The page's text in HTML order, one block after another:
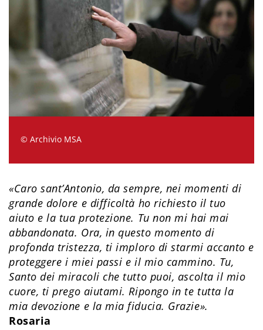
© Archivio MSA
«Caro sant’Antonio, da sempre, nei momenti di
grande dolore e difficoltà ho richiesto il tuo
aiuto e la tua protezione. Tu non mi hai mai
abbandonata. Ora, in questo momento di
profonda tristezza, ti imploro di starmi accanto e
proteggere i miei passi e il mio cammino. Tu,
Santo dei miracoli che tutto puoi, ascolta il mio
cuore, ti prego aiutami. Ripongo in te tutta la
mia devozione e la mia fiducia. Grazie​».
Rosaria